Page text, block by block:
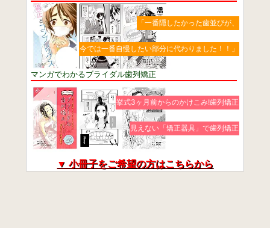
「一番隠したかった歯並びが、
今では一番自慢したい部分に代わりました！！」
マンガでわかるブライダル歯列矯正
挙式3ヶ月前からのかけこみ!歯列矯正
見えない「矯正器具」で歯列矯正
▼ 小冊子をご希望の方はこちらから